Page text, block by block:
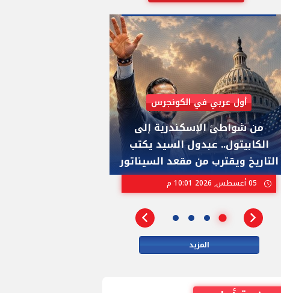
أول عربي في الكونجرس
من شواطئ الإسكندرية إلى
الكابيتول.. عبدول السيد يكتب
التاريخ ويقترب من مقعد السيناتور
المزيد